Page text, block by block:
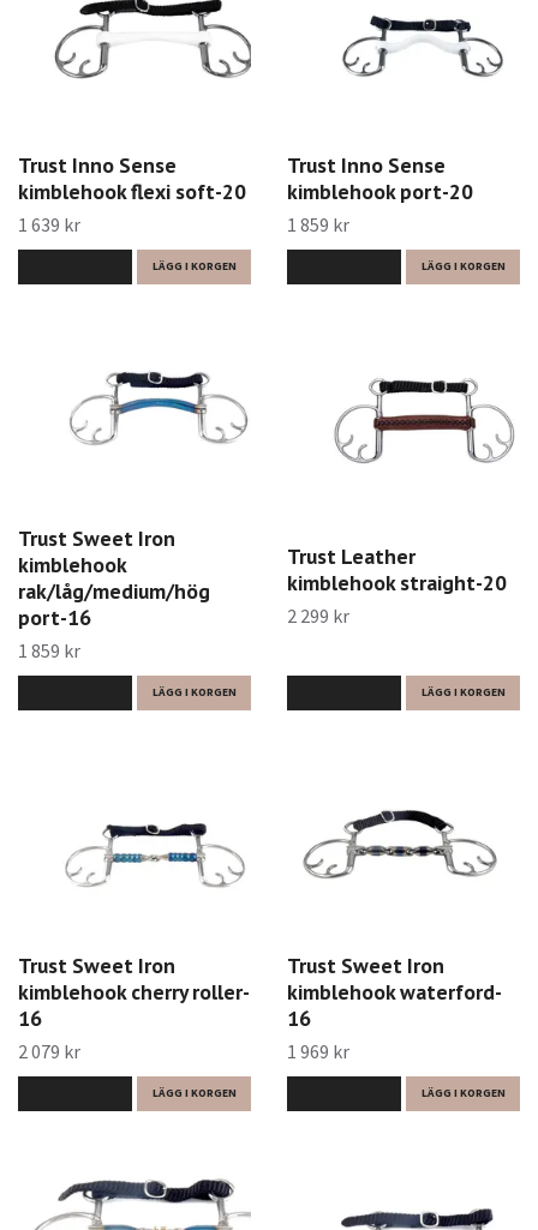
Trust Inno Sense
kimblehook flexi soft-20
1 639 kr
LÄGG I KORGEN
Trust Inno Sense
kimblehook port-20
1 859 kr
LÄGG I KORGEN
Trust Sweet Iron
kimblehook
rak/låg/medium/hög
port-16
1 859 kr
LÄGG I KORGEN
Trust Leather
kimblehook straight-20
2 299 kr
LÄGG I KORGEN
Trust Sweet Iron
kimblehook cherry roller-
16
2 079 kr
LÄGG I KORGEN
Trust Sweet Iron
kimblehook waterford-
16
1 969 kr
LÄGG I KORGEN